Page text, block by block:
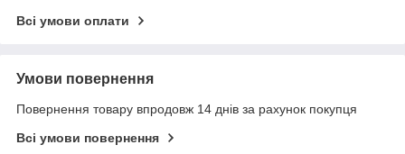
Всі умови оплати
Умови повернення
Повернення товару впродовж 14 днів за рахунок покупця
Всі умови повернення